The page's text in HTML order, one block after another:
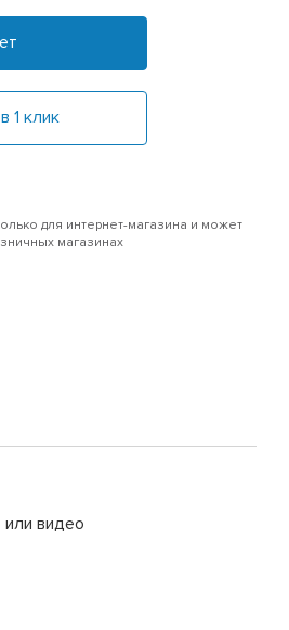
1 клик
для интернет-магазина и может
магазинах
видео